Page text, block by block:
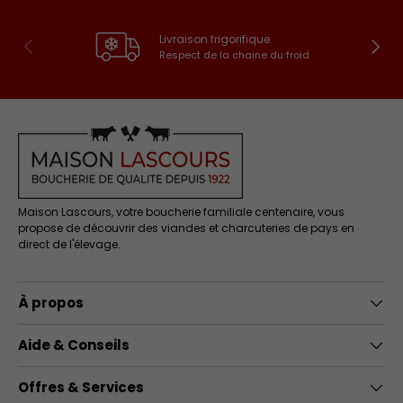
Précédent Livraison frigorifique
Respect de la chaine du froid
Maison Lascours, votre boucherie familiale centenaire, vous
propose de découvrir des viandes et charcuteries de pays en
direct de l'élevage.
À propos
Aide & Conseils
Offres & Services